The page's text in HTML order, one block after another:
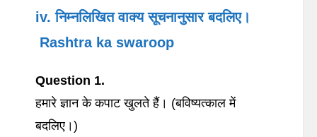
iv. निम्नलिखित वाक्य सूचनानुसार बदलिए।
Rashtra ka swaroop
Question 1.
हमारे ज्ञान के कपाट खुलते हैं। (बविष्यत्काल में
बदलिए।)